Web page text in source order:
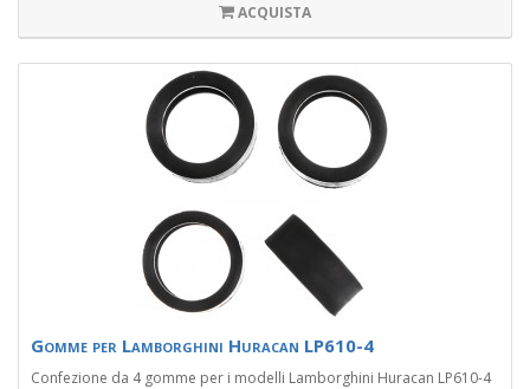
ACQUISTA
Gomme per Lamborghini Huracan LP610-4
Confezione da 4 gomme per i modelli Lamborghini Huracan LP610-4